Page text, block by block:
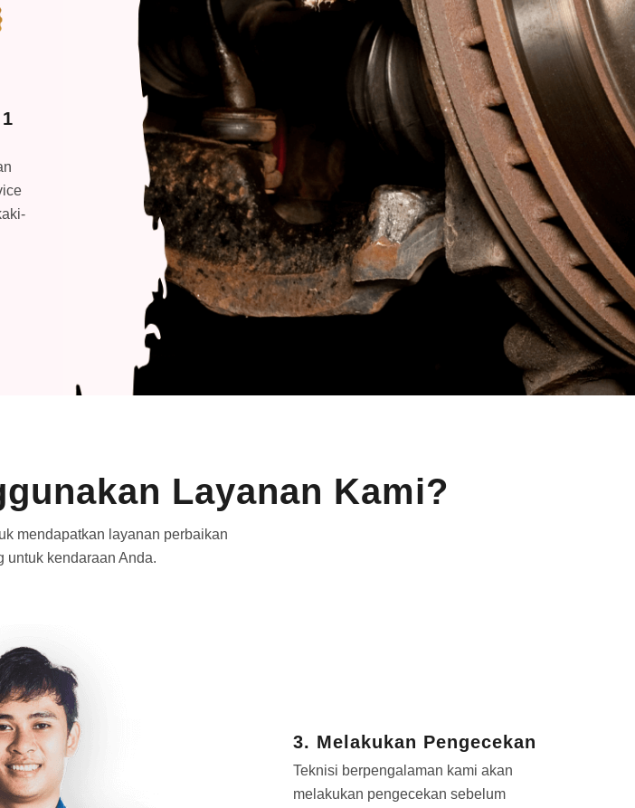
1 Hari Beres
Tidak perlu menunggu
berhari-hari, service di
ASK Automotive sehari
beres.
Berpengalaman
Layanan diperiksa dan
diperbaiki oleh teknisi
ahli yang
berpengalaman.
Bergaransi 1
Tahun
Kami memberikan
garansi untuk service
& pergantian part kaki-
kaki mobil.
Layanan Kami?
mendapatkan layanan perbaikan
untuk kendaraan Anda.
3. Melakukan Pengecekan
Teknisi berpengalaman kami akan
melakukan pengecekan sebelum